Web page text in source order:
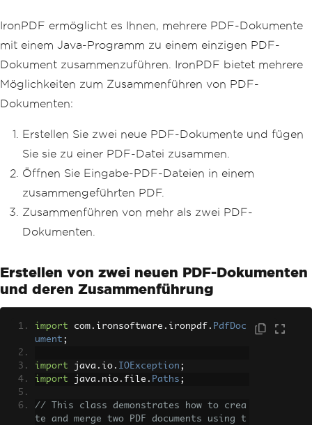
IronPDF ermöglicht es Ihnen, mehrere PDF-Dokumente
mit einem Java-Programm zu einem einzigen PDF-
Dokument zusammenzuführen. IronPDF bietet mehrere
Möglichkeiten zum Zusammenführen von PDF-
Dokumenten:
Erstellen Sie zwei neue PDF-Dokumente und fügen
Sie sie zu einer PDF-Datei zusammen.
Öffnen Sie Eingabe-PDF-Dateien in einem
zusammengeführten PDF.
Zusammenführen von mehr als zwei PDF-
Dokumenten.
Erstellen von zwei neuen PDF-Dokumenten
und deren Zusammenführung
import com . ironsoftware . ironpdf . PdfDoc
ument ;
import java . io . IOException ;
import java . nio . file . Paths ;
// This class demonstrates how to crea
te and merge two PDF documents using t